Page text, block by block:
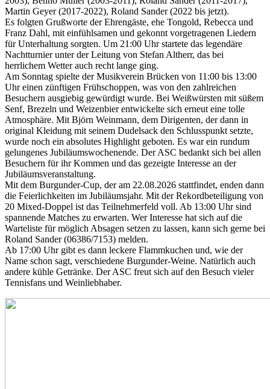
Martin Geyer (2017-2022), Roland Sander (2022 bis jetzt).
Es folgten Grußworte der Ehrengäste, ehe Tongold, Rebecca und
Franz Dahl, mit einfühlsamen und gekonnt vorgetragenen Liedern
für Unterhaltung sorgten. Um 21:00 Uhr startete das legendäre
Nachtturnier unter der Leitung von Stefan Altherr, das bei
herrlichem Wetter auch recht lange ging.
Am Sonntag spielte der Musikverein Brücken von 11:00 bis 13:00
Uhr einen zünftigen Frühschoppen, was von den zahlreichen
Besuchern ausgiebig gewürdigt wurde. Bei Weißwürsten mit süßem
Senf, Brezeln und Weizenbier entwickelte sich erneut eine tolle
Atmosphäre. Mit Björn Weinmann, dem Dirigenten, der dann in
original Kleidung mit seinem Dudelsack den Schlusspunkt setzte,
wurde noch ein absolutes Highlight geboten. Es war ein rundum
gelungenes Jubiläumswochenende. Der ASC bedankt sich bei allen
Besuchern für ihr Kommen und das gezeigte Interesse an der
Jubiläumsveranstaltung.
Mit dem Burgunder-Cup, der am 22.08.2026 stattfindet, enden dann
die Feierlichkeiten im Jubiläumsjahr. Mit der Rekordbeteiligung von
20 Mixed-Doppel ist das Teilnehmerfeld voll. Ab 13:00 Uhr sind
spannende Matches zu erwarten. Wer Interesse hat sich auf die
Warteliste für möglich Absagen setzen zu lassen, kann sich gerne bei
Roland Sander (06386/7153) melden.
Ab 17:00 Uhr gibt es dann leckere Flammkuchen und, wie der
Name schon sagt, verschiedene Burgunder-Weine. Natürlich auch
andere kühle Getränke. Der ASC freut sich auf den Besuch vieler
Tennisfans und Weinliebhaber.